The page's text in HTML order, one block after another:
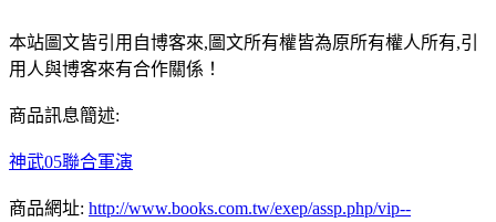
本站圖文皆引用自博客來,圖文所有權皆為原所有權人所有,引
用人與博客來有合作關係！
商品訊息簡述:
神武05聯合軍演
商品網址: http://www.books.com.tw/exep/assp.php/vip--